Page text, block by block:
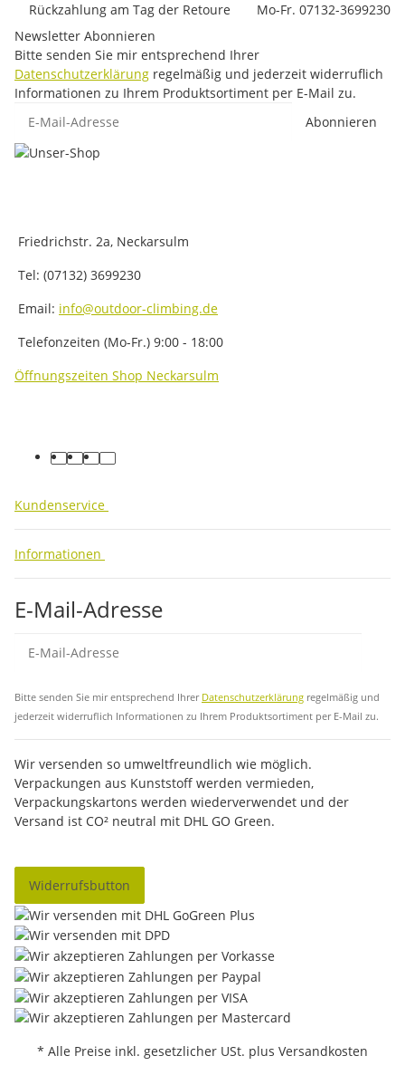
Rückzahlung am Tag der Retoure
Mo-Fr. 07132-3699230
Newsletter Abonnieren
Bitte senden Sie mir entsprechend Ihrer
Datenschutzerklärung regelmäßig und jederzeit widerruflich
Informationen zu Ihrem Produktsortiment per E-Mail zu.
Abonnieren
Friedrichstr. 2a, Neckarsulm
Tel: (07132) 3699230
Email: info@outdoor-climbing.de
Telefonzeiten (Mo-Fr.) 9:00 - 18:00
Öffnungszeiten Shop Neckarsulm
facebook
youtube
instagram
tiktok
Kundenservice
Informationen
E-Mail-Adresse
Bitte senden Sie mir entsprechend Ihrer Datenschutzerklärung regelmäßig und
jederzeit widerruflich Informationen zu Ihrem Produktsortiment per E-Mail zu.
Wir versenden so umweltfreundlich wie möglich.
Verpackungen aus Kunststoff werden vermieden,
Verpackungskartons werden wiederverwendet und der
Versand ist CO² neutral mit DHL GO Green.
Widerrufsbutton
* Alle Preise inkl. gesetzlicher USt. plus Versandkosten